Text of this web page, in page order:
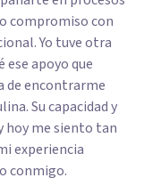
compromiso con
Yo tuve otra
apoyo que
de encontrarme
Su capacidad y
hoy me siento tan
experiencia
conmigo.